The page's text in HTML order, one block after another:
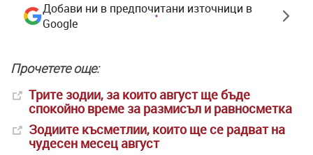
Добави ни в предпочитани източници в
Google
Прочетете ощe:
Трите зодии, за които август ще бъде
спокойно време за размисъл и равносметка
Зодиите късметлии, които ще се радват на
чудесен месец август